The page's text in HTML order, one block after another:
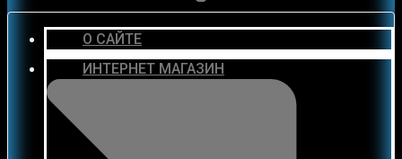
О САЙТЕ
ИНТЕРНЕТ МАГАЗИН